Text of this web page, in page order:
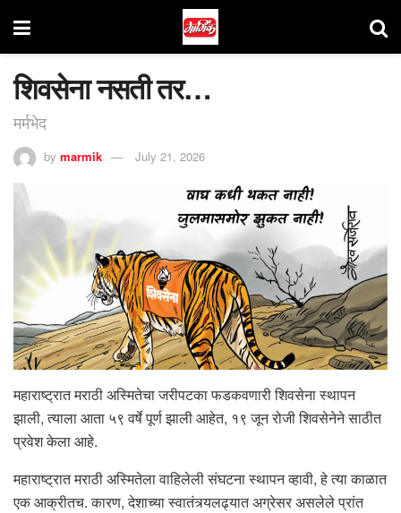
शिवसेना नसती तर…
मर्मभेद
by marmik July 21, 2026
महाराष्ट्रात मराठी अस्मितेचा जरीपटका फडकवणारी शिवसेना स्थापन
झाली, त्याला आता ५९ वर्षे पूर्ण झाली आहेत, १९ जून रोजी शिवसेनेने साठीत
प्रवेश केला आहे.
महाराष्ट्रात मराठी अस्मितेला वाहिलेली संघटना स्थापन व्हावी, हे त्या काळात
एक आक्रीतच. कारण, देशाच्या स्वातंत्र्यलढ्यात अग्रेसर असलेले प्रांत